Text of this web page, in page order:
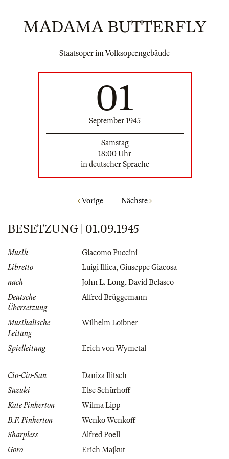
MADAMA BUTTERFLY
Staatsoper im Volksoperngebäude
01
September 1945
Samstag
18:00 Uhr
in deutscher Sprache
Vorige Nächste
BESETZUNG | 01.09.1945
Musik
Giacomo Puccini
Libretto
Luigi Illica,Giuseppe Giacosa
nach
John L. Long,David Belasco
Deutsche
Übersetzung
Alfred Brüggemann
Musikalische
Leitung
Wilhelm Loibner
Spielleitung Erich von Wymetal
Cio-Cio-San
Daniza Ilitsch
Suzuki
Else Schürhoff
Kate Pinkerton
Wilma Lipp
B.F. Pinkerton
Wenko Wenkoff
Sharpless
Alfred Poell
Goro
Erich Majkut